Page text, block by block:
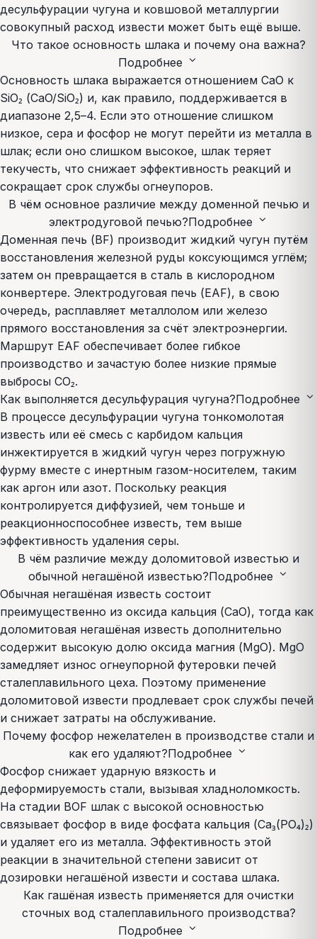
десульфурации чугуна и ковшовой металлургии
совокупный расход извести может быть ещё выше.
Что такое основность шлака и почему она важна?
Подробнее expand_more
Основность шлака выражается отношением CaO к
SiO₂ (CaO/SiO₂) и, как правило, поддерживается в
диапазоне 2,5–4. Если это отношение слишком
низкое, сера и фосфор не могут перейти из металла в
шлак; если оно слишком высокое, шлак теряет
текучесть, что снижает эффективность реакций и
сокращает срок службы огнеупоров.
В чём основное различие между доменной печью и
электродуговой печью?Подробнее expand_more
Доменная печь (BF) производит жидкий чугун путём
восстановления железной руды коксующимся углём;
затем он превращается в сталь в кислородном
конвертере. Электродуговая печь (EAF), в свою
очередь, расплавляет металлолом или железо
прямого восстановления за счёт электроэнергии.
Маршрут EAF обеспечивает более гибкое
производство и зачастую более низкие прямые
выбросы CO₂.
Как выполняется десульфурация чугуна?Подробнее expand_more
В процессе десульфурации чугуна тонкомолотая
известь или её смесь с карбидом кальция
инжектируется в жидкий чугун через погружную
фурму вместе с инертным газом-носителем, таким
как аргон или азот. Поскольку реакция
контролируется диффузией, чем тоньше и
реакционноспособнее известь, тем выше
эффективность удаления серы.
В чём различие между доломитовой известью и
обычной негашёной известью?Подробнее expand_more
Обычная негашёная известь состоит
преимущественно из оксида кальция (CaO), тогда как
доломитовая негашёная известь дополнительно
содержит высокую долю оксида магния (MgO). MgO
замедляет износ огнеупорной футеровки печей
сталеплавильного цеха. Поэтому применение
доломитовой извести продлевает срок службы печей
и снижает затраты на обслуживание.
Почему фосфор нежелателен в производстве стали и
как его удаляют?Подробнее expand_more
Фосфор снижает ударную вязкость и
деформируемость стали, вызывая хладноломкость.
На стадии BOF шлак с высокой основностью
связывает фосфор в виде фосфата кальция (Ca₃(PO₄)₂)
и удаляет его из металла. Эффективность этой
реакции в значительной степени зависит от
дозировки негашёной извести и состава шлака.
Как гашёная известь применяется для очистки
сточных вод сталеплавильного производства?
Подробнее expand_more